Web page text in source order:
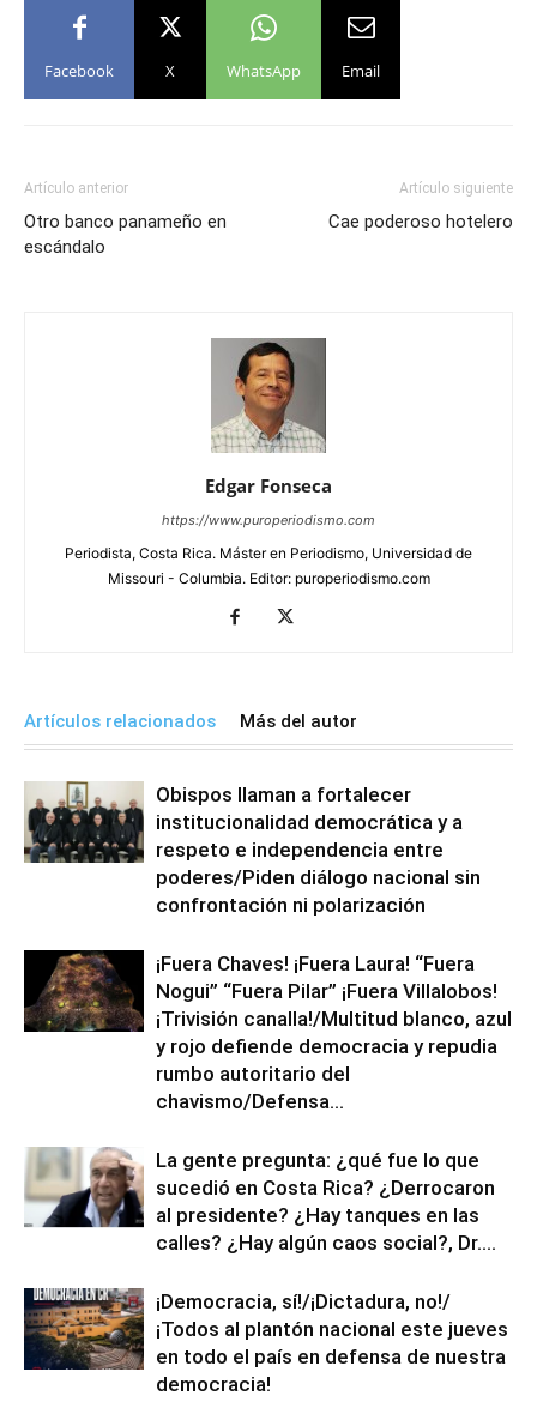
Facebook X WhatsApp Email
Artículo anterior
Otro banco panameño en
escándalo
Artículo siguiente
Cae poderoso hotelero
Edgar Fonseca
https://www.puroperiodismo.com
Periodista, Costa Rica. Máster en Periodismo, Universidad de
Missouri - Columbia. Editor: puroperiodismo.com
Artículos relacionados Más del autor
Obispos llaman a fortalecer
institucionalidad democrática y a
respeto e independencia entre
poderes/Piden diálogo nacional sin
confrontación ni polarización
¡Fuera Chaves! ¡Fuera Laura! “Fuera
Nogui” “Fuera Pilar” ¡Fuera Villalobos!
¡Trivisión canalla!/Multitud blanco, azul
y rojo defiende democracia y repudia
rumbo autoritario del
chavismo/Defensa...
La gente pregunta: ¿qué fue lo que
sucedió en Costa Rica? ¿Derrocaron
al presidente? ¿Hay tanques en las
calles? ¿Hay algún caos social?, Dr....
¡Democracia, sí!/¡Dictadura, no!/
¡Todos al plantón nacional este jueves
en todo el país en defensa de nuestra
democracia!